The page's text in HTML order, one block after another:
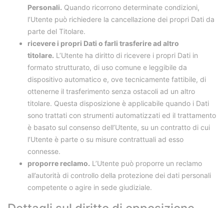
Personali. Quando ricorrono determinate condizioni,
l’Utente può richiedere la cancellazione dei propri Dati da
parte del Titolare.
ricevere i propri Dati o farli trasferire ad altro
titolare. L’Utente ha diritto di ricevere i propri Dati in
formato strutturato, di uso comune e leggibile da
dispositivo automatico e, ove tecnicamente fattibile, di
ottenerne il trasferimento senza ostacoli ad un altro
titolare. Questa disposizione è applicabile quando i Dati
sono trattati con strumenti automatizzati ed il trattamento
è basato sul consenso dell’Utente, su un contratto di cui
l’Utente è parte o su misure contrattuali ad esso
connesse.
proporre reclamo. L’Utente può proporre un reclamo
all’autorità di controllo della protezione dei dati personali
competente o agire in sede giudiziale.